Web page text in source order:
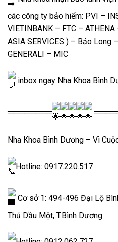
các công ty bảo hiểm: PVI –
VIETINBANK – FTC –
ASIA SERVICES ) – Bảo Long
GENERALI – MIC
inbox ngay Nha Khoa Bình
════════
Nha Khoa Bình Dương – Vì
Hotline: 0917.220.517
Cơ sở 1: 494-496 Đại Lộ
Thủ Dầu Một, T.Bình Dương